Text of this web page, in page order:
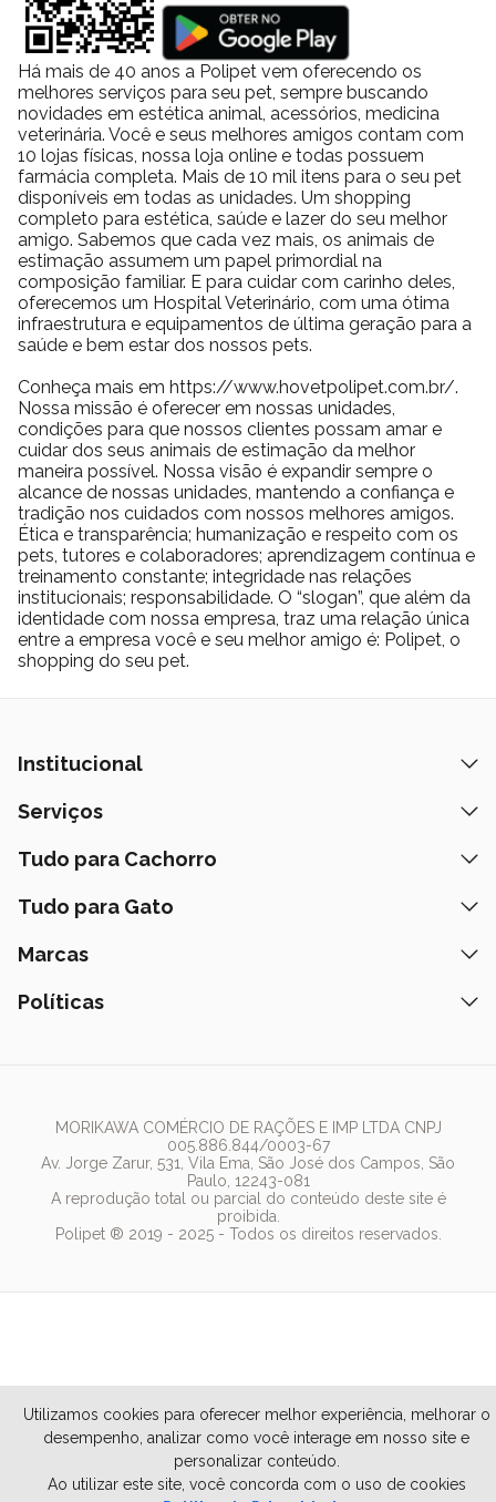
Utilizamos cookies para oferecer melhor experiência, melhorar o
desempenho, analizar como você interage em nosso site e
personalizar conteúdo.
Ao utilizar este site, você concorda com o uso de cookies
Há mais de 40 anos a Polipet vem oferecendo os
melhores serviços para seu pet, sempre buscando
novidades em estética animal, acessórios, medicina
veterinária. Você e seus melhores amigos contam com
10 lojas físicas, nossa loja online e todas possuem
farmácia completa. Mais de 10 mil itens para o seu pet
disponíveis em todas as unidades. Um shopping
completo para estética, saúde e lazer do seu melhor
amigo. Sabemos que cada vez mais, os animais de
estimação assumem um papel primordial na
composição familiar. E para cuidar com carinho deles,
oferecemos um Hospital Veterinário, com uma ótima
infraestrutura e equipamentos de última geração para a
saúde e bem estar dos nossos pets.
Conheça mais em https://www.hovetpolipet.com.br/.
Nossa missão é oferecer em nossas unidades,
condições para que nossos clientes possam amar e
cuidar dos seus animais de estimação da melhor
maneira possível. Nossa visão é expandir sempre o
alcance de nossas unidades, mantendo a confiança e
tradição nos cuidados com nossos melhores amigos.
Ética e transparência; humanização e respeito com os
pets, tutores e colaboradores; aprendizagem contínua e
treinamento constante; integridade nas relações
institucionais; responsabilidade. O “slogan”, que além da
identidade com nossa empresa, traz uma relação única
entre a empresa você e seu melhor amigo é: Polipet, o
shopping do seu pet.
Institucional
Quem Somos
Prazos de Entrega
Fale Conosco
Lista de Desejos
Serviços
Banho e Tosa
Peça pelo Delivery
Assinatura Polipet
Tudo para Cachorro
Ração
Coleiras
Tudo para Gato
Ração
Marcas
Nexgard
Pedigree
Whiskas
Dog Chow
Royal Canin
Políticas
MORIKAWA COMÉRCIO DE RAÇÕES E IMP LTDA CNPJ
005.886.844/0003-67
Av. Jorge Zarur, 531, Vila Ema, São José dos Campos, São
Paulo, 12243-081
A reprodução total ou parcial do conteúdo deste site é
proibida.
Polipet ® 2019 - 2025 - Todos os direitos reservados.